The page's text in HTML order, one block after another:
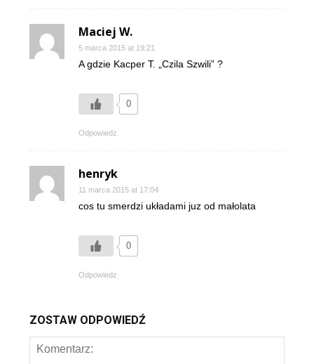
Maciej W.
5 marca 2015 at 19:21
A gdzie Kacper T. „Czila Szwili” ?
0
Odpowiedz
henryk
11 marca 2015 at 17:04
cos tu smerdzi układami juz od małolata
0
Odpowiedz
ZOSTAW ODPOWIEDŹ